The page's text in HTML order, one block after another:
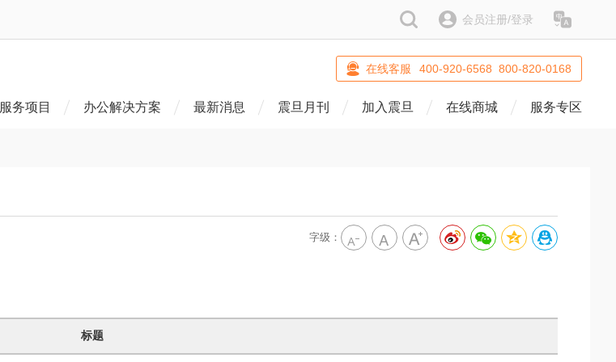
搜索 会员注册/登录
在线客服 400-920-6568 800-820-0168
服务项目 办公解决方案 最新消息 震旦月刊 加入震旦 在线商城 服务专区
字级：
标题